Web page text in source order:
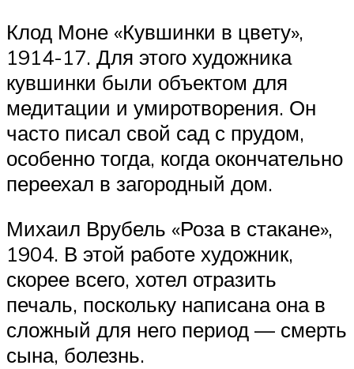
Клод Моне «Кувшинки в цвету»,
1914-17. Для этого художника
кувшинки были объектом для
медитации и умиротворения. Он
часто писал свой сад с прудом,
особенно тогда, когда окончательно
переехал в загородный дом.
Михаил Врубель «Роза в стакане»,
1904. В этой работе художник,
скорее всего, хотел отразить
печаль, поскольку написана она в
сложный для него период — смерть
сына, болезнь.